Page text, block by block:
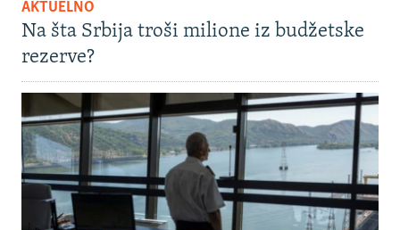
AKTUELNO
Na šta Srbija troši milione iz budžetske
rezerve?